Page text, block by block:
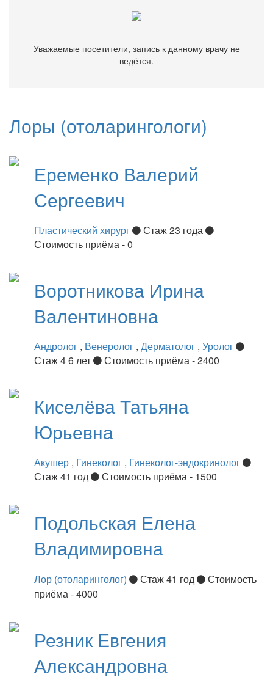
Уважаемые посетители, запись к данному врачу не
ведётся.
Лоры (отоларингологи)
Еременко Валерий
Сергеевич
Пластический хирург
Стаж 23 года
Стоимость приёма - 0
Воротникова Ирина
Валентиновна
Андролог , Венеролог , Дерматолог , Уролог
Стаж 4 6 лет
Стоимость приёма - 2400
КиселёваТатьяна
Юрьевна
Акушер , Гинеколог , Гинеколог-эндокринолог
Стаж 41 год
Стоимость приёма - 1500
Подольская Елена
Владимировна
Лор (отоларинголог) Стаж 41 год
Стоимость
приёма - 4000
Резник Евгения
Александровна